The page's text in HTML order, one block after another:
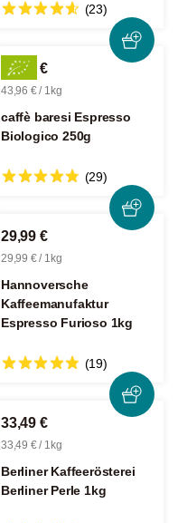
(23)
10,99 €
43,96 € / 1kg
caffè baresi Espresso
Biologico 250g
(29)
29,99 €
29,99 € / 1kg
Hannoversche
Kaffeemanufaktur
Espresso Furioso 1kg
(19)
33,49 €
33,49 € / 1kg
Berliner Kaffeerösterei
Berliner Perle 1kg